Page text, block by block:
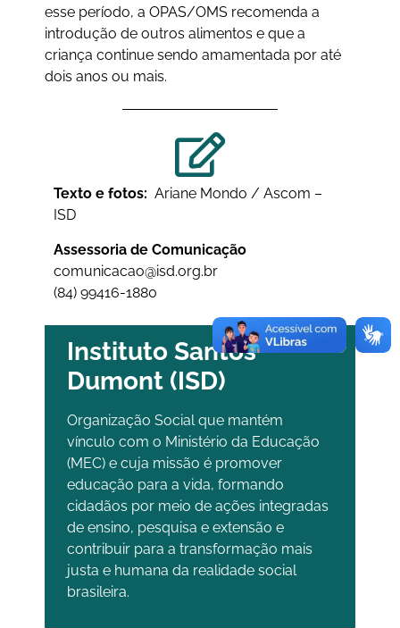
esse período, a OPAS/OMS recomenda a
introdução de outros alimentos e que a
criança continue sendo amamentada por até
dois anos ou mais.
Texto e fotos: Ariane Mondo / Ascom –
ISD
Assessoria de Comunicação
comunicacao@isd.org.br
(84) 99416-1880
Instituto Santos
Dumont (ISD)
Organização Social que mantém
vínculo com o Ministério da Educação
(MEC) e cuja missão é promover
educação para a vida, formando
cidadãos por meio de ações integradas
de ensino, pesquisa e extensão e
contribuir para a transformação mais
justa e humana da realidade social
brasileira.